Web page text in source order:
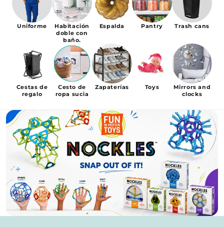
Uniforme
Habitación
doble con
baño.
Espalda Pantry Trash cans
Cestas de
regalo
Cesto de
ropa sucia
Zapaterías Toys
Mirrors and
clocks